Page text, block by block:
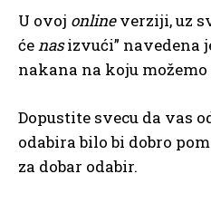
U ovoj onlineverziji, uz
ćenasizvući” navedena
nakana na koju
Dopustite svecu da vas
odabira bilo bi dobro
za dobar odabir.